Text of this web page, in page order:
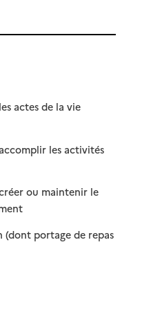
actes de la vie
les activités
ou maintenir le
: disponible
: non disponible
(dont portage de repas